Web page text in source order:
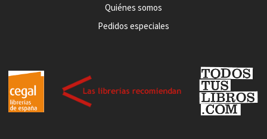
Quiénes somos
Pedidos especiales